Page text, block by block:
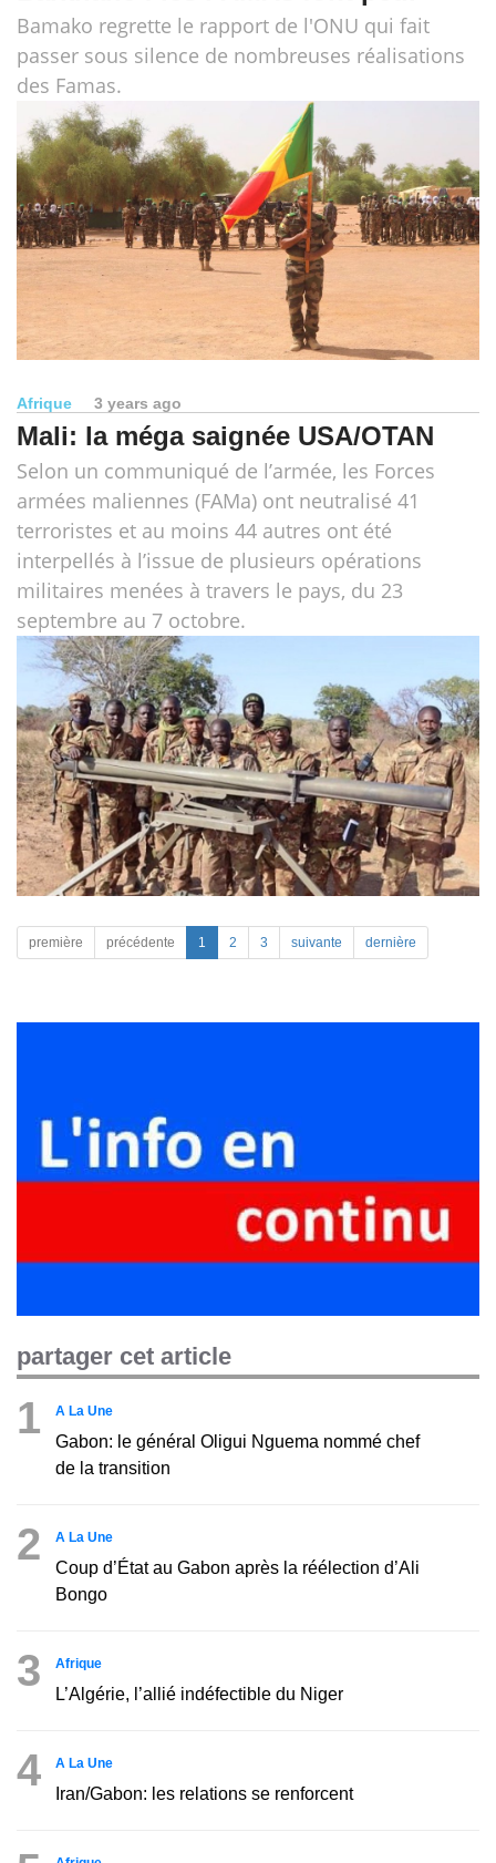
Bamako regrette le rapport de l'ONU qui fait
passer sous silence de nombreuses réalisations
des Famas.
Afrique 3 years ago
Mali: la méga saignée USA/OTAN
Selon un communiqué de l’armée, les Forces
armées maliennes (FAMa) ont neutralisé 41
terroristes et au moins 44 autres ont été
interpellés à l’issue de plusieurs opérations
militaires menées à travers le pays, du 23
septembre au 7 octobre.
première précédente 1 2 3 suivante dernière
partager cet article
1 A La Une
Gabon: le général Oligui Nguema nommé chef
de la transition
2 A La Une
Coup d’État au Gabon après la réélection d’Ali
Bongo
3 Afrique
L’Algérie, l’allié indéfectible du Niger
4 A La Une
Iran/Gabon: les relations se renforcent